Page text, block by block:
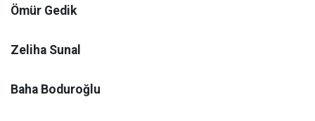
Ömür Gedik
Zeliha Sunal
Baha Boduroğlu